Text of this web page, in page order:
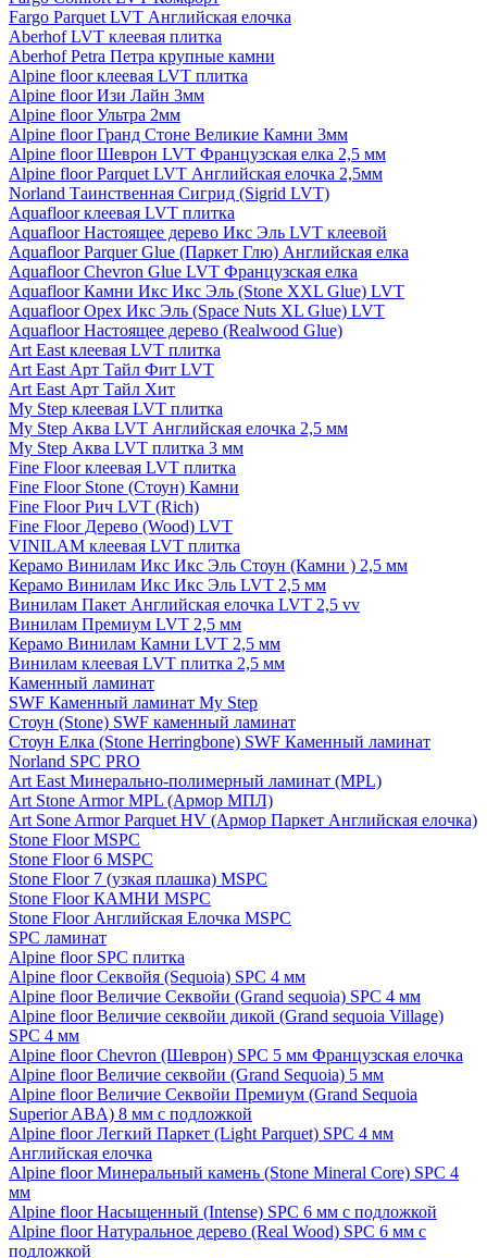
Fargo Parquet LVT Английская елочка
Aberhof LVT клеевая плитка
Aberhof Petra Петра крупные камни
Alpine floor клеевая LVT плитка
Alpine floor Изи Лайн 3мм
Alpine floor Ультра 2мм
Alpine floor Гранд Стоне Великие Камни 3мм
Alpine floor Шеврон LVT Французская елка 2,5 мм
Alpine floor Parquet LVT Английская елочка 2,5мм
Norland Таинственная Сигрид (Sigrid LVT)
Aquafloor клеевая LVT плитка
Aquafloor Настоящее дерево Икс Эль LVT клеевой
Aquafloor Parquer Glue (Паркет Глю) Английская елка
Aquafloor Chevron Glue LVT Французская елка
Aquafloor Камни Икс Икс Эль (Stone XXL Glue) LVT
Aquafloor Орех Икс Эль (Space Nuts XL Glue) LVT
Aquafloor Настоящее дерево (Realwood Glue)
Art East клеевая LVT плитка
Art East Арт Тайл Фит LVT
Art East Арт Тайл Хит
My Step клеевая LVT плитка
My Step Аква LVT Английская елочка 2,5 мм
My Step Аква LVT плитка 3 мм
Fine Floor клеевая LVT плитка
Fine Floor Stone (Стоун) Камни
Fine Floor Рич LVT (Rich)
Fine Floor Дерево (Wood) LVT
VINILAM клеевая LVT плитка
Керамо Винилам Икс Икс Эль Стоун (Камни ) 2,5 мм
Керамо Винилам Икс Икс Эль LVT 2,5 мм
Винилам Пакет Английская елочка LVT 2,5 vv
Винилам Премиум LVT 2,5 мм
Керамо Винилам Камни LVT 2,5 мм
Винилам клеевая LVT плитка 2,5 мм
Каменный ламинат
SWF Каменный ламинат My Step
Стоун (Stone) SWF каменный ламинат
Стоун Елка (Stone Herringbone) SWF Каменный ламинат
Norland SPC PRO
Art East Минерально-полимерный ламинат (MPL)
Art Stone Armor MPL (Армор МПЛ)
Art Sone Armor Parquet HV (Армор Паркет Английская елочка)
Stone Floor MSPC
Stone Floor 6 MSPC
Stone Floor 7 (узкая плашка) MSPC
Stone Floor КАМНИ MSPC
Stone Floor Английская Елочка MSPC
SPC ламинат
Alpine floor SPC плитка
Alpine floor Секвойя (Sequoia) SPC 4 мм
Alpine floor Величие Секвойи (Grand sequoia) SPC 4 мм
Alpine floor Величие секвойи дикой (Grand sequoia Village)
SPC 4 мм
Alpine floor Chevron (Шеврон) SPC 5 мм Французская елочка
Alpine floor Величие секвойи (Grand Sequoia) 5 мм
Alpine floor Величие Секвойи Премиум (Grand Sequoia
Superior ABA) 8 мм с подложкой
Alpine floor Легкий Паркет (Light Parquet) SPC 4 мм
Английская елочка
Alpine floor Минеральный камень (Stone Mineral Core) SPC 4
мм
Alpine floor Насыщенный (Intense) SPC 6 мм с подложкой
Alpine floor Натуральное дерево (Real Wood) SPC 6 мм с
подложкой